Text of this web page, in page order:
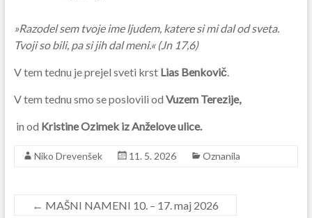
»Razodel sem tvoje ime ljudem, katere si mi dal od sveta.
Tvoji so bili, pa si jih dal meni.« (Jn 17,6)
V tem tednu je prejel sveti krst Lias Benkovič.
V tem tednu smo se poslovili od Vuzem Terezije,
in od Kristine Ozimek iz Anželove ulice.
Niko Drevenšek 11. 5. 2026 Oznanila
← MAŠNI NAMENI 10. – 17. maj 2026